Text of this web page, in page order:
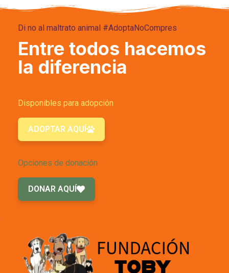
Di no al maltrato animal #AdoptaNoCompres
Entre todos hacemos
la diferencia
Disponibles para adopción
ADOPTAR AQUÍ
Opciones de donación
DONAR AQUÍ